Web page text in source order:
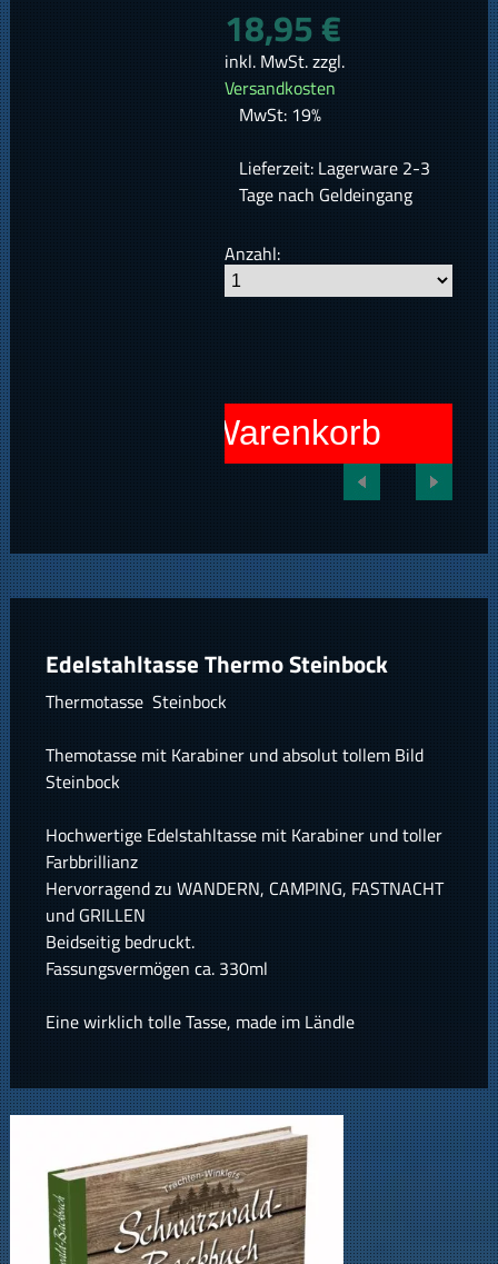
18,95 €
inkl. MwSt. zzgl.
Versandkosten
MwSt: 19%
Lieferzeit: Lagerware 2-3
Tage nach Geldeingang
Anzahl:
In den Warenkorb
Edelstahltasse Thermo Steinbock
Thermotasse Steinbock
Themotasse mit Karabiner und absolut tollem Bild
Steinbock
Hochwertige Edelstahltasse mit Karabiner und toller
Farbbrillianz
Hervorragend zu WANDERN, CAMPING, FASTNACHT
und GRILLEN
Beidseitig bedruckt.
Fassungsvermögen ca. 330ml
Eine wirklich tolle Tasse, made im Ländle